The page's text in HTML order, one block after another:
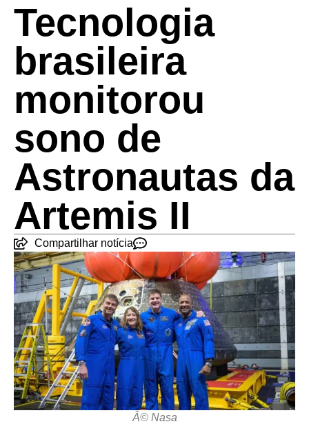
Tecnologia
brasileira
monitorou
sono de
Astronautas da
Artemis II
Compartilhar notícia
Â© Nasa